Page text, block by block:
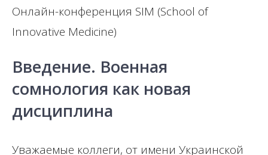
Онлайн-конференция SIM (School of
Innovative Medicine)
Введение. Военная
сомнология как новая
дисциплина
Уважаемые коллеги, от имени Украинской